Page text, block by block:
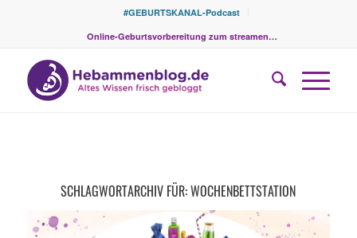
#GEBURTSKANAL-Podcast
Online-Geburtsvorbereitung zum streamen…
SCHLAGWORTARCHIV FÜR:WOCHENBETTSTATION